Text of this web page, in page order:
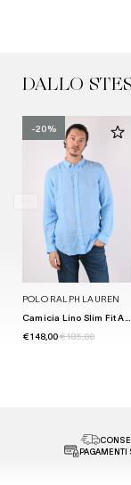
DALLO
-20%
POLO RALPH LAUREN
€ 148,00€ 185,00
PAGAMENTI